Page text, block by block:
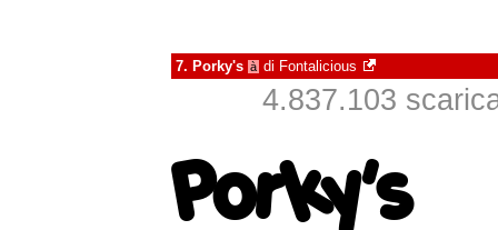
7. Porky's à di Fontalicious
4.837.103